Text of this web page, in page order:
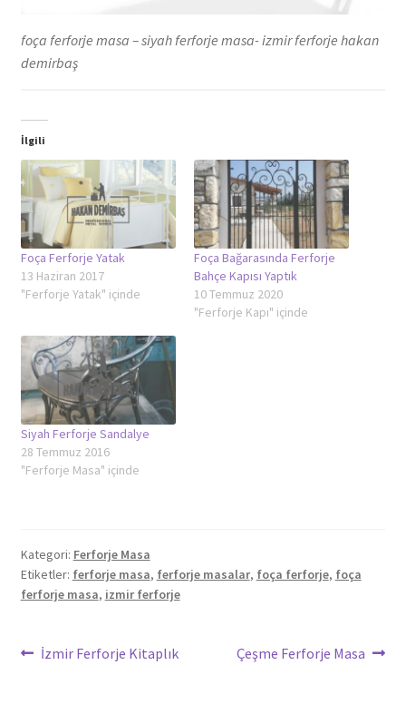
foça ferforje masa – siyah ferforje masa- izmir ferforje hakan
demirbaş
İlgili
Foça Ferforje Yatak
13 Haziran 2017
"Ferforje Yatak" içinde
Foça Bağarasında Ferforje
Bahçe Kapısı Yaptık
10 Temmuz 2020
"Ferforje Kapı" içinde
Siyah Ferforje Sandalye
28 Temmuz 2016
"Ferforje Masa" içinde
Kategori: Ferforje Masa
Etiketler: ferforje masa, ferforje masalar, foça ferforje, foça
ferforje masa, izmir ferforje
YazıÖnceki
İzmir Ferforje Kitaplık
Sonraki
Çeşme Ferforje Masa